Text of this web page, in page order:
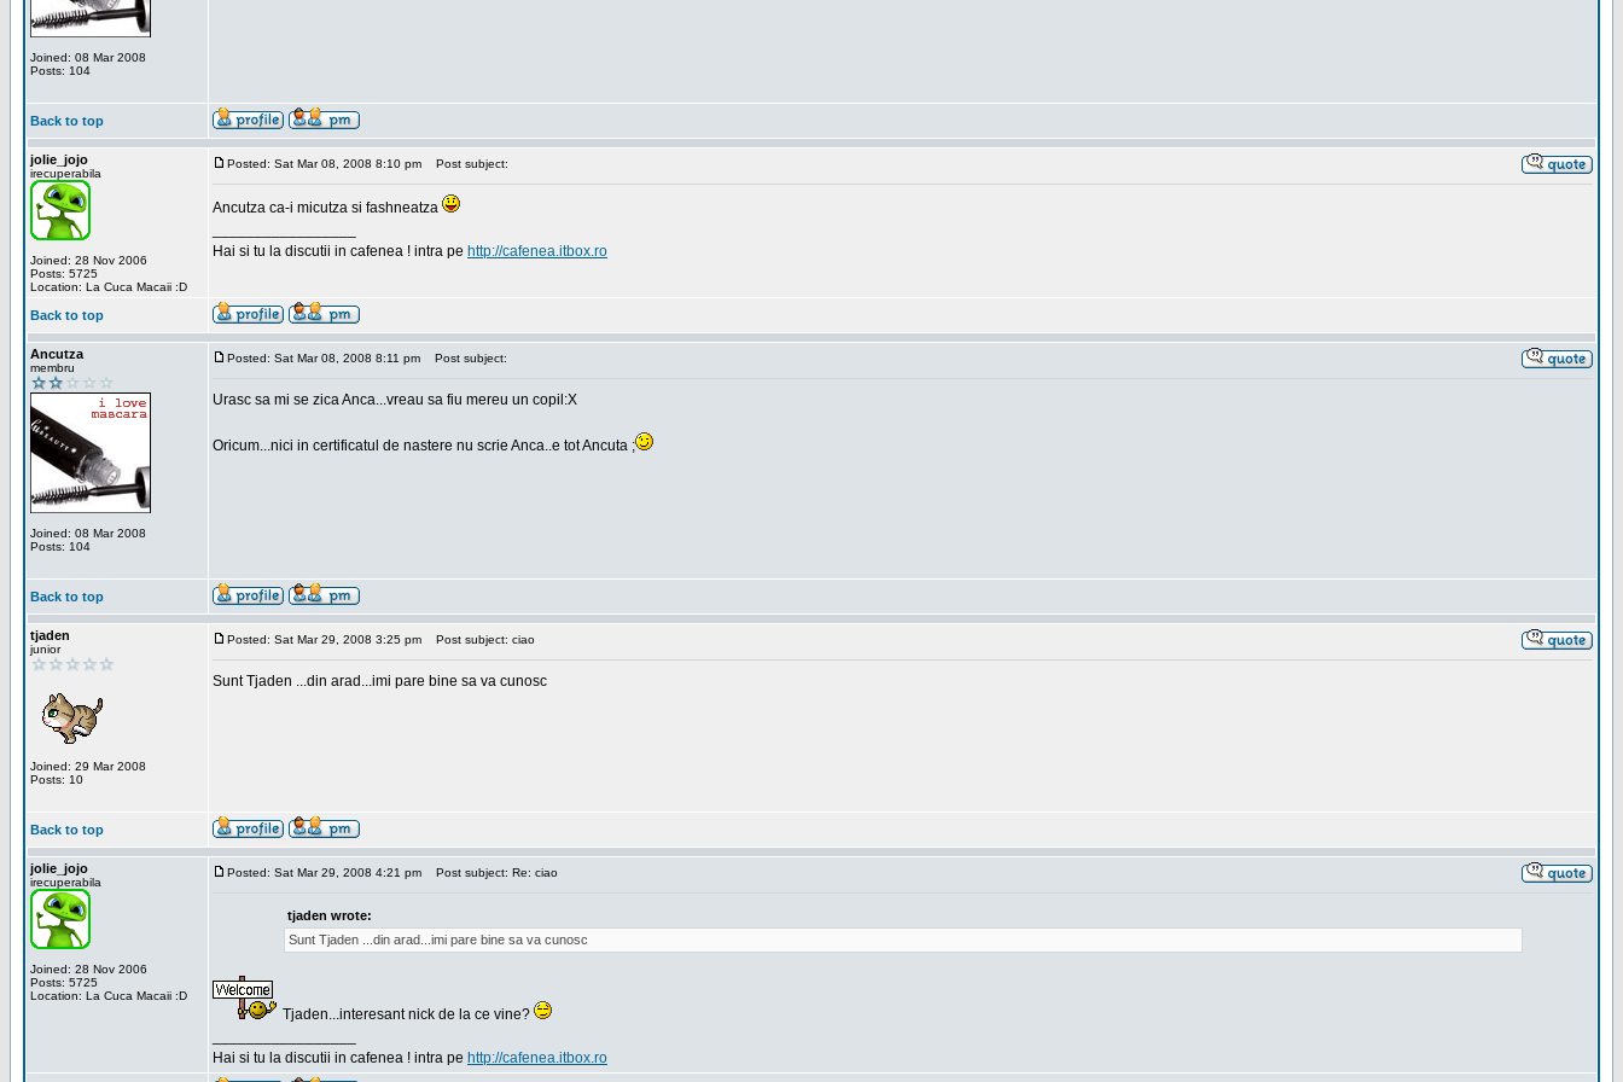
Joined: 08 Mar 2008
Posts: 104
Back to top
jolie_jojo
irecuperabila
Joined: 28 Nov 2006
Posts: 5725
Location: La Cuca Macaii :D
Posted: Sat Mar 08, 2008 8:10 pm Post subject:
Ancutza ca-i micutza si fashneatza
Hai si tu la discutii in cafenea ! intra pe http://cafenea.itbox.ro
Back to top
Ancutza
membru
Joined: 08 Mar 2008
Posts: 104
Posted: Sat Mar 08, 2008 8:11 pm Post subject:
Urasc sa mi se zica Anca...vreau sa fiu mereu un copil:X
Oricum...nici in certificatul de nastere nu scrie Anca..e tot Ancuta ;
Back to top
tjaden
junior
Joined: 29 Mar 2008
Posts: 10
Posted: Sat Mar 29, 2008 3:25 pm Post subject: ciao
Sunt Tjaden ...din arad...imi pare bine sa va cunosc
Back to top
jolie_jojo
irecuperabila
Joined: 28 Nov 2006
Posts: 5725
Location: La Cuca Macaii :D
Posted: Sat Mar 29, 2008 4:21 pm Post subject: Re: ciao
tjaden wrote:
Sunt Tjaden ...din arad...imi pare bine sa va cunosc
Tjaden...interesant nick de la ce vine?
Hai si tu la discutii in cafenea ! intra pe http://cafenea.itbox.ro